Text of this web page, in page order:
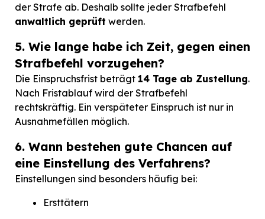
der Strafe ab. Deshalb sollte jeder Strafbefehl
anwaltlich geprüft werden.
5. Wie lange habe ich Zeit, gegen einen
Strafbefehl vorzugehen?
Die Einspruchsfrist beträgt 14 Tage ab Zustellung.
Nach Fristablauf wird der Strafbefehl
rechtskräftig. Ein verspäteter Einspruch ist nur in
Ausnahmefällen möglich.
6. Wann bestehen gute Chancen auf
eine Einstellung des Verfahrens?
Einstellungen sind besonders häufig bei:
Ersttätern